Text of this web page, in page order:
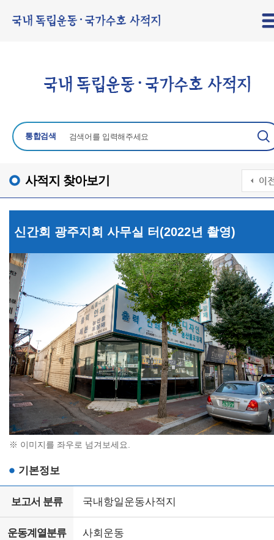
통합검색
사적지 찾아보기
신간회 광주지회 사무실 터(2022년 촬영)
※ 이미지를 좌우로 넘겨보세요.
기본정보
보고서 분류 국내항일운동사적지
운동계열분류 사회운동